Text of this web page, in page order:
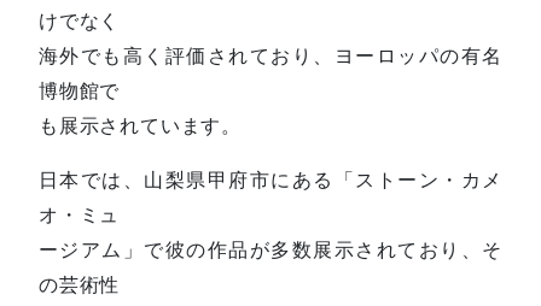
けでなく
海外でも高く評価されており、ヨーロッパの有名
博物館で
も展示されています。
日本では、山梨県甲府市にある「ストーン・カメ
オ・ミュ
ージアム」で彼の作品が多数展示されており、そ
の芸術性